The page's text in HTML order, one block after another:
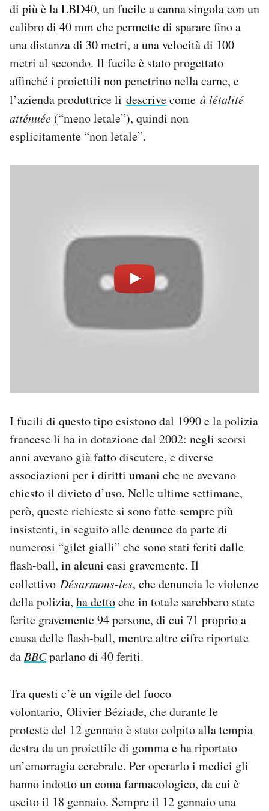
di più è la LBD40, un fucile a canna singola con un
calibro di 40 mm che permette di sparare fino a
una distanza di 30 metri, a una velocità di 100
metri al secondo. Il fucile è stato progettato
affinché i proiettili non penetrino nella carne, e
l’azienda produttrice li descrivecome à létalité
atténuée (“meno letale”), quindi non
esplicitamente “non letale”.
I fucili di questo tipo esistono dal 1990 e la polizia
francese li ha in dotazione dal 2002: negli scorsi
anni avevano già fatto discutere, e diverse
associazioni per i diritti umani che ne avevano
chiesto il divieto d’uso. Nelle ultime settimane,
però, queste richieste si sono fatte sempre più
insistenti, in seguito alle denunce da parte di
numerosi “gilet gialli” che sono stati feriti dalle
flash-ball, in alcuni casi gravemente. Il
collettivo Désarmons-les, che denuncia le violenze
della polizia, ha dettoche in totale sarebbero state
ferite gravemente 94 persone, di cui 71 proprio a
causa delle flash-ball, mentre altre cifre riportate
daBBCparlano di 40 feriti.
Tra questi c’è un vigile del fuoco
volontario, Olivier Béziade, che durante le
proteste del 12 gennaio è stato colpito alla tempia
destra da un proiettile di gomma e ha riportato
un’emorragia cerebrale. Per operarlo i medici gli
hanno indotto un coma farmacologico, da cui è
uscito il 18 gennaio. Sempre il 12 gennaio una